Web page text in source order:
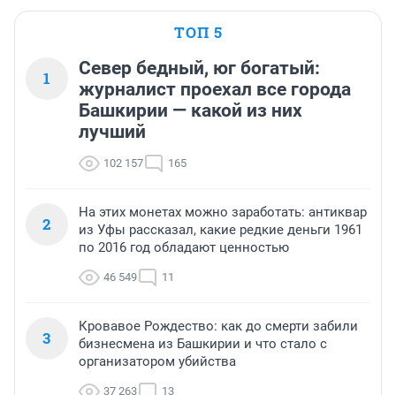
ТОП 5
1
Север бедный, юг богатый:
журналист проехал все города
Башкирии — какой из них
лучший
102 157 165
2
На этих монетах можно заработать: антиквар
из Уфы рассказал, какие редкие деньги 1961
по 2016 год обладают ценностью
46 549 11
3
Кровавое Рождество: как до смерти забили
бизнесмена из Башкирии и что стало с
организатором убийства
37 263 13